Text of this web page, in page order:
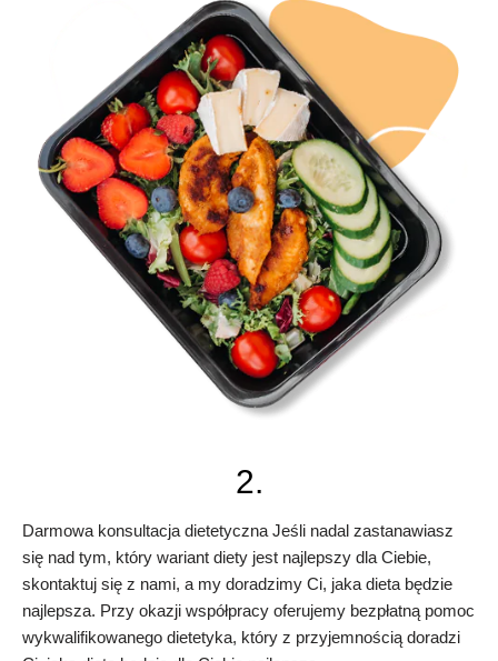
2.
Darmowa konsultacja dietetyczna Jeśli nadal zastanawiasz
się nad tym, który wariant diety jest najlepszy dla Ciebie,
skontaktuj się z nami, a my doradzimy Ci, jaka dieta będzie
najlepsza. Przy okazji współpracy oferujemy bezpłatną pomoc
wykwalifikowanego dietetyka, który z przyjemnością doradzi